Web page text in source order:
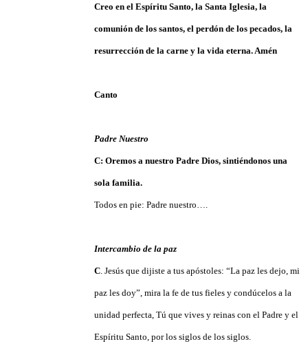
Creo en el Espíritu Santo, la Santa Iglesia, la
comunión de los santos, el perdón de los pecados, la
resurrección de la carne y la vida eterna. Amén
Canto
Padre Nuestro
C: Oremos a nuestro Padre Dios, sintiéndonos una
sola familia.
Todos en pie: Padre nuestro….
Intercambio de la paz
C. Jesús que dijiste a tus apóstoles: “La paz les dejo, mi
paz les doy”, mira la fe de tus fieles y condúcelos a la
unidad perfecta, Tú que vives y reinas con el Padre y el
Espíritu Santo, por los siglos de los siglos.